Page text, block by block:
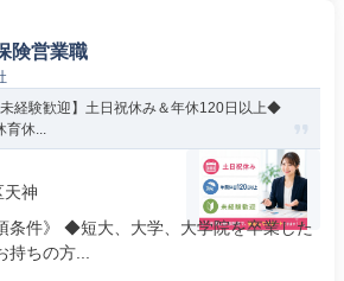
険営業職
未経験歓迎】土日祝休み＆年休120日以上◆
育休...
天神
条件》 ◆短大、大学、大学院を卒業した
ちの方...